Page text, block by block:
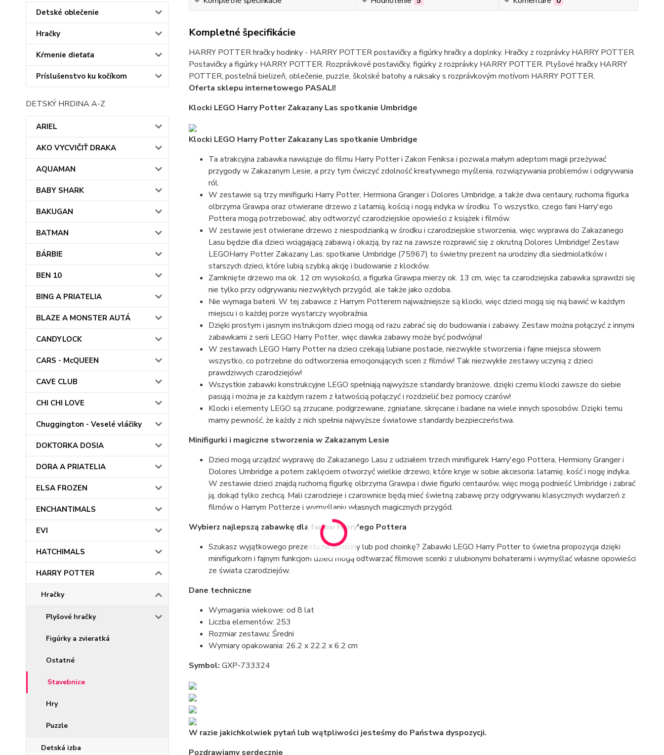
Detské oblečenie
Hračky
Kŕmenie dieťaťa
Príslušenstvo ku kočíkom
DETSKÝ HRDINA A-Z
ARIEL
AKO VYCVIČIŤ DRAKA
AQUAMAN
BABY SHARK
BAKUGAN
BATMAN
BÁRBIE
BEN 10
BING A PRIATELIA
BLAZE A MONSTER AUTÁ
CANDYLOCK
CARS - McQUEEN
CAVE CLUB
CHI CHI LOVE
Chuggington - Veselé vláčiky
DOKTORKA DOSIA
DORA A PRIATELIA
ELSA FROZEN
ENCHANTIMALS
EVI
HATCHIMALS
HARRY POTTER
Hračky
Plyšové hračky
Figúrky a zvieratká
Ostatné
Stavebnice
Hry
Puzzle
Detská izba
Kompletné špecifikácie
HARRY POTTER hračky hodinky - HARRY POTTER postavičky a figúrky hračky a doplnky. Hračky z rozprávky HARRY POTTER.
Postavičky a figúrky HARRY POTTER. Rozprávkové postavičky, figúrky z rozprávky HARRY POTTER. Plyšové hračky HARRY
POTTER, posteľná bielizeň, oblečenie, puzzle, školské batohy a ruksaky s rozprávkovým motívom HARRY POTTER.
Oferta sklepu internetowego PASALI!
Klocki LEGO Harry Potter Zakazany Las spotkanie Umbridge
Klocki LEGO Harry Potter Zakazany Las spotkanie Umbridge
Ta atrakcyjna zabawka nawiązuje do filmu Harry Potter i Zakon Feniksa i pozwala małym adeptom magii przeżywać
przygody w Zakazanym Lesie, a przy tym ćwiczyć zdolność kreatywnego myślenia, rozwiązywania problemów i odgrywania
ról.
W zestawie są trzy minifigurki Harry Potter, Hermiona Granger i Dolores Umbridge, a także dwa centaury, ruchoma figurka
olbrzyma Grawpa oraz otwierane drzewo z latarnią, kością i nogą indyka w środku. To wszystko, czego fani Harry'ego
Pottera mogą potrzebować, aby odtworzyć czarodziejskie opowieści z książek i filmów.
W zestawie jest otwierane drzewo z niespodzianką w środku i czarodziejskie stworzenia, więc wyprawa do Zakazanego
Lasu będzie dla dzieci wciągającą zabawą i okazją, by raz na zawsze rozprawić się z okrutną Dolores Umbridge! Zestaw
LEGOHarry Potter Zakazany Las: spotkanie Umbridge (75967) to świetny prezent na urodziny dla siedmiolatków i
starszych dzieci, które lubią szybką akcję i budowanie z klocków.
Zamknięte drzewo ma ok. 12 cm wysokości, a figurka Grawpa mierzy ok. 13 cm, więc ta czarodziejska zabawka sprawdzi się
nie tylko przy odgrywaniu niezwykłych przygód, ale także jako ozdoba.
Nie wymaga baterii. W tej zabawce z Harrym Potterem najważniejsze są klocki, więc dzieci mogą się nią bawić w każdym
miejscu i o każdej porze wystarczy wyobraźnia.
Dzięki prostym i jasnym instrukcjom dzieci mogą od razu zabrać się do budowania i zabawy. Zestaw można połączyć z innymi
zabawkami z serii LEGO Harry Potter, więc dawka zabawy może być podwójna!
W zestawach LEGO Harry Potter na dzieci czekają lubiane postacie, niezwykłe stworzenia i fajne miejsca słowem
wszystko, co potrzebne do odtworzenia emocjonujących scen z filmów! Tak niezwykłe zestawy uczynią z dzieci
prawdziwych czarodziejów!
Wszystkie zabawki konstrukcyjne LEGO spełniają najwyższe standardy branżowe, dzięki czemu klocki zawsze do siebie
pasują i można je za każdym razem z łatwością połączyć i rozdzielić bez pomocy czarów!
Klocki i elementy LEGO są zrzucane, podgrzewane, zgniatane, skręcane i badane na wiele innych sposobów. Dzięki temu
mamy pewność, że każdy z nich spełnia najwyższe światowe standardy bezpieczeństwa.
Minifigurki i magiczne stworzenia w Zakazanym Lesie
Dzieci mogą urządzić wyprawę do Zakazanego Lasu z udziałem trzech minifigurek Harry'ego Pottera, Hermiony Granger i
Dolores Umbridge a potem zaklęciem otworzyć wielkie drzewo, które kryje w sobie akcesoria: latarnię, kość i nogę indyka.
W zestawie dzieci znajdą ruchomą figurkę olbrzyma Grawpa i dwie figurki centaurów, więc mogą podnieść Umbridge i zabrać
ją, dokąd tylko zechcą. Mali czarodzieje i czarownice będą mieć świetną zabawę przy odgrywaniu klasycznych wydarzeń z
filmów o Harrym Potterze i wymyślaniu własnych magicznych przygód.
Wybierz najlepszą zabawkę dla fanów Harry'ego Pottera
Szukasz wyjątkowego prezentu na urodziny lub pod choinkę? Zabawki LEGO Harry Potter to świetna propozycja dzięki
minifigurkom i fajnym funkcjom dzieci mogą odtwarzać filmowe scenki z ulubionymi bohaterami i wymyślać własne opowieści
ze świata czarodziejów.
Dane techniczne
Wymagania wiekowe: od 8 lat
Liczba elementów: 253
Rozmiar zestawu: Średni
Wymiary opakowania: 26.2 x 22.2 x 6.2 cm
Symbol: GXP-733324
W razie jakichkolwiek pytań lub wątpliwości jesteśmy do Państwa dyspozycji.
Pozdrawiamy serdecznie